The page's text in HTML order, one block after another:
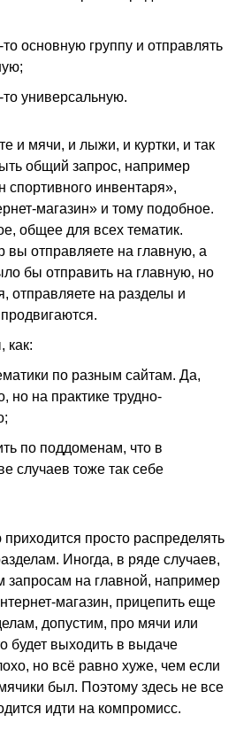
основную группу и отправлять
универсальную.
и мячи, и лыжи, и куртки, и так
общий запрос, например
спортивного инвентаря»,
магазин» и тому подобное.
общее для всех тематик.
вы отправляете на главную, а
бы отправить на главную, но
отправляете на разделы и
как:
по разным сайтам. Да,
но на практике трудно-
по поддоменам, что в
случаев тоже так себе
просто распределять
Иногда, в ряде случаев,
запросам на главной, например
магазин, прицепить еще
допустим, про мячи или
будет выходить в выдаче
но всё равно хуже, чем если
был. Поэтому здесь не все
идти на компромисс.